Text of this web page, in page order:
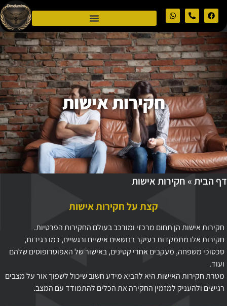
חקירות אישות
דף הבית» חקירות אישות
קצת על חקירות אישות
חקירות אישות הן תחום מרכזי ומורכב בעולם החקירות הפרטיות.
חקירות אלו מתמקדות בעיקר בנושאים אישיים ורגשיים, כמו בגידות,
סכסוכי משפחה, מעקבים אחרי קטינים, באישור של האפוטרופוסים שלהם
ועוד.
מטרת חקירות האישות היא להביא מידע חשוב שיכול לשפוך אור על מצבים
רגישים ולהעניק למזמין החקירה את הכלים להתמודד עם המצב.